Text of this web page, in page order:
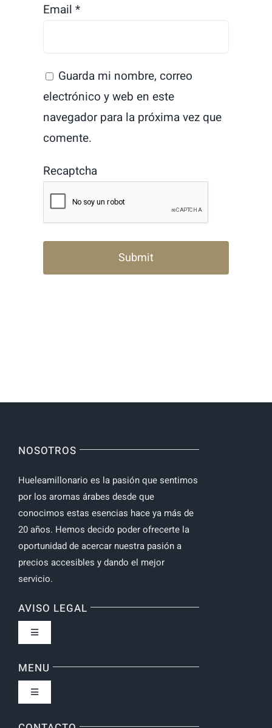
Email *
Guarda mi nombre, correo
electrónico y web en este
navegador para la próxima vez que
comente.
Recaptcha
NOSOTROS
Hueleamillonario es la pasión que sentimos
por los aromas árabes desde que
conocimos estas esencias hace ya más de
20 años. Hemos decido poder ofrecerte la
oportunidad de acercar nuestra pasión a
precios accesibles y dando el mejor
servicio.
AVISO LEGAL
Toggle
Política de privacidad
MENU
Toggle
Inicio